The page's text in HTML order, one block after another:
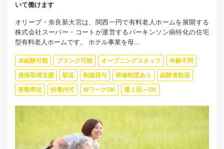
いて働けます
オリーブ・奈良新大宮は、関西一円で有料老人ホームを展開する
株式会社スーパー・コートが運営するパーキンソン病特化の住宅
型有料老人ホームです。 ホテル事業を母...
未経験可能 ブランク可能 オープニングスタッフ 年齢不問
資格取得支援 駅近 制服貸与 研修制度あり 経験者歓迎
夜勤専従 扶養内可 WワークOK 週１回～OK